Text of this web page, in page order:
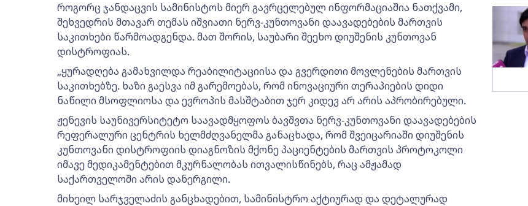
როგორც ჯანდაცვის სამინისტოს მიერ გავრცელებულ ინფორმაციაშია ნათქვამი,
შეხვედრის მთავარ თემას იშვიათი ნერვ-კუნთოვანი დაავადებების მართვის
საკითხები წარმოადგენდა. მათ შორის, საუბარი შეეხო დიუშენის კუნთოვან
დისტროფიას.
„ყურადღება გამახვილდა რეაბილიტაციისა და გვერდითი მოვლენების მართვის
საკითხებზე. ხაზი გაესვა იმ გარემოებას, რომ ინოვაციური თერაპიების დიდი
ნაწილი მსოფლიოსა და ევროპის მასშტაბით ჯერ კიდევ არ არის აპრობირებული.
ჟენევის საუნივერსიტეტო საავადმყოფოს ბავშვთა ნერვ-კუნთოვანი დაავადებების
რეფერალური ცენტრის ხელმძღვანელმა განაცხადა, რომ შვეიცარიაში დიუშენის
კუნთოვანი დისტროფიის დიაგნოზის მქონე პაციენტების მართვის პროტოკოლი
იმავე მედიკამენტებით მკურნალობას ითვალისწინებს, რაც ამჟამად
საქართველოში არის დანერგილი.
მიხეილ სარჯველაძის განცხადებით, სამინისტრო აქტიურად და დეტალურად